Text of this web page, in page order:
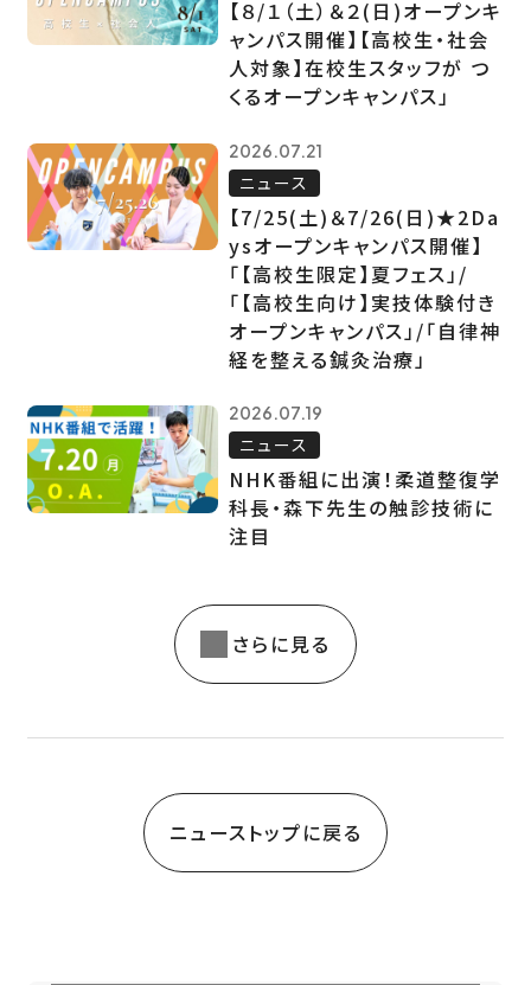
【８/１（土）＆２(日)オープンキ
ャンパス開催】【高校生・社会
人対象】在校生スタッフが つ
くるオープンキャンパス」
2026.07.21
ニュース
【7/25(土)＆7/26(日)★2Da
ysオープンキャンパス開催】
「【高校生限定】夏フェス」/
「【高校生向け】実技体験付き
オープンキャンパス」/「自律神
経を整える鍼灸治療」
2026.07.19
ニュース
NHK番組に出演！柔道整復学
科長・森下先生の触診技術に
注目
さらに見る
ニューストップに戻る